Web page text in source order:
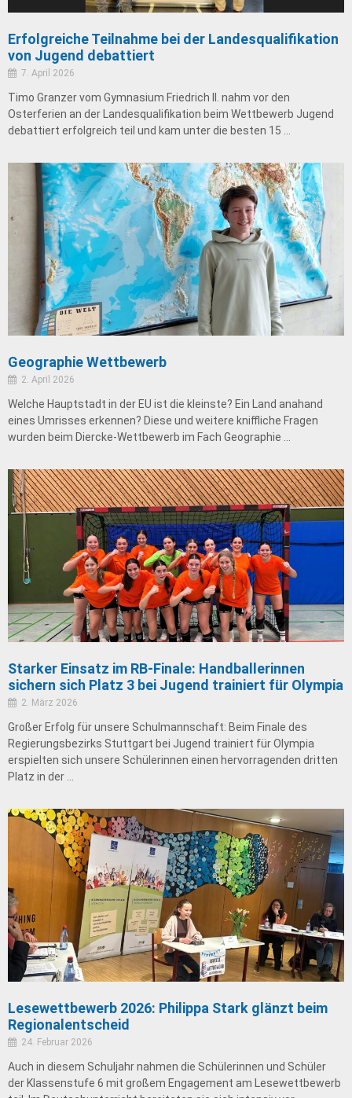
Erfolgreiche Teilnahme bei der Landesqualifikation
von Jugend debattiert
7. April 2026
Timo Granzer vom Gymnasium Friedrich II. nahm vor den
Osterferien an der Landesqualifikation beim Wettbewerb Jugend
debattiert erfolgreich teil und kam unter die besten 15 …
Geographie Wettbewerb
2. April 2026
Welche Hauptstadt in der EU ist die kleinste? Ein Land anahand
eines Umrisses erkennen? Diese und weitere kniffliche Fragen
wurden beim Diercke-Wettbewerb im Fach Geographie …
Starker Einsatz im RB-Finale: Handballerinnen
sichern sich Platz 3 bei Jugend trainiert für Olympia
2. März 2026
Großer Erfolg für unsere Schulmannschaft: Beim Finale des
Regierungsbezirks Stuttgart bei Jugend trainiert für Olympia
erspielten sich unsere Schülerinnen einen hervorragenden dritten
Platz in der …
Lesewettbewerb 2026: Philippa Stark glänzt beim
Regionalentscheid
24. Februar 2026
Auch in diesem Schuljahr nahmen die Schülerinnen und Schüler
der Klassenstufe 6 mit großem Engagement am Lesewettbewerb